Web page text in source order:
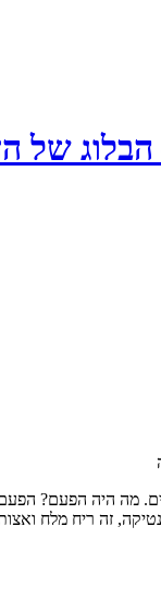
מה היה הפעם?
זה ריח מלח